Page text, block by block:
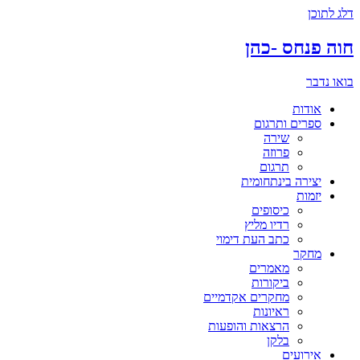
דלג לתוכן
חוה פנחס -כהן
בואו נדבר
אודות
ספרים ותרגום
שירה
פרוזה
תרגום
יצירה בינתחומית
יזמות
כיסופים
רדיו מליץ
כתב העת דימוי
מחקר
מאמרים
ביקורות
מחקרים אקדמיים
ראיונות
הרצאות והופעות
בלקן
אירועים